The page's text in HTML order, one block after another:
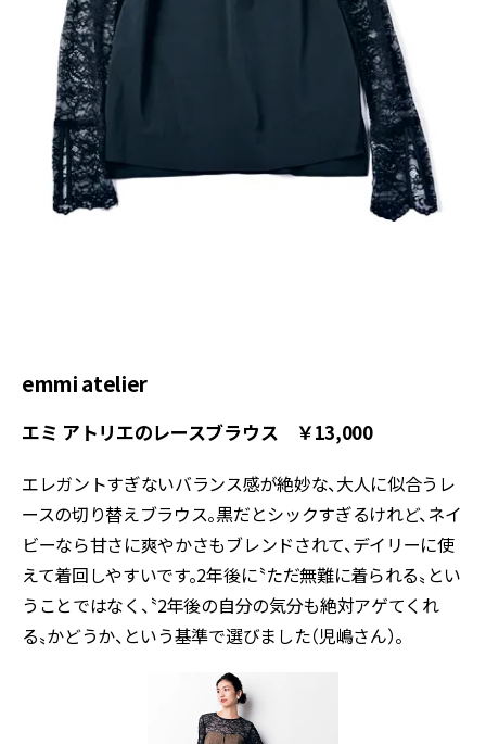
emmi atelier
エミ アトリエのレースブラウス ￥13,000
エレガントすぎないバランス感が絶妙な、大人に似合うレ
ースの切り替えブラウス。黒だとシックすぎるけれど、ネイ
ビーなら甘さに爽やかさもブレンドされて、デイリーに使
えて着回しやすいです。2年後に〝ただ無難に着られる〟とい
うことではなく、〝2年後の自分の気分も絶対アゲてくれ
る〟かどうか、という基準で選びました（児嶋さん）。